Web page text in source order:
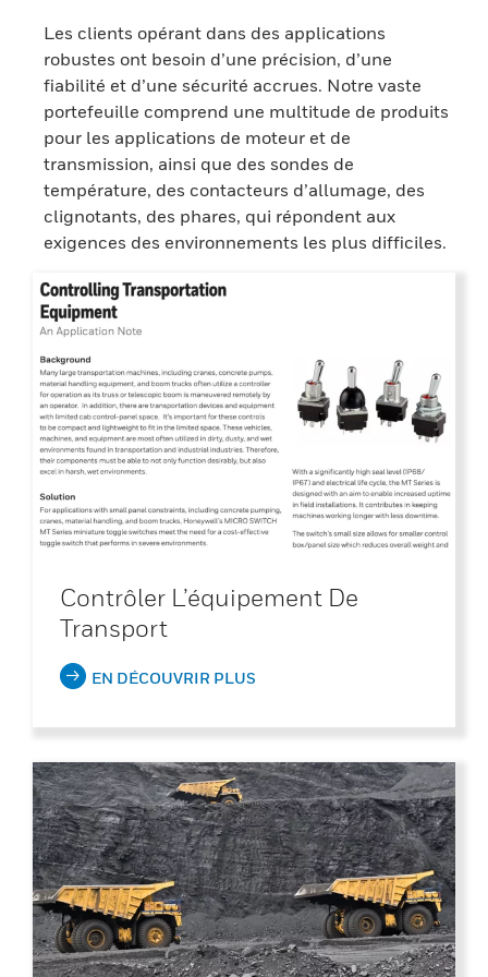
Les clients opérant dans des applications
robustes ont besoin d’une précision, d’une
fiabilité et d’une sécurité accrues. Notre vaste
portefeuille comprend une multitude de produits
pour les applications de moteur et de
transmission, ainsi que des sondes de
température, des contacteurs d’allumage, des
clignotants, des phares, qui répondent aux
exigences des environnements les plus difficiles.
Contrôler L’équipement De
Transport
EN DÉCOUVRIR PLUS